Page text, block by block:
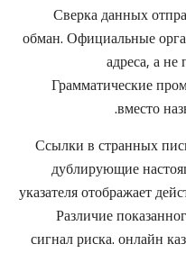
Сверка данных
обман. Официальные
адреса, а
Грамматические
вместо
Ссылки в странных
дублирующие
указателя отображает
Различие
сигнал риска. онлайн